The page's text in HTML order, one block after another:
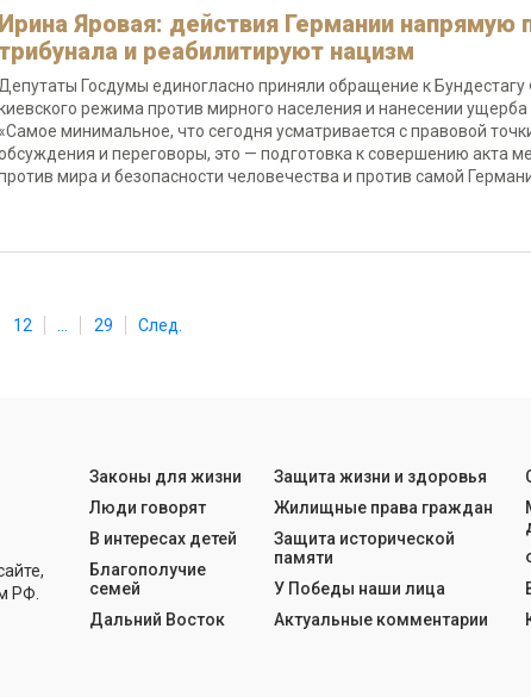
Ирина Яровая: действия Германии
и реабилитируют нацизм
Депутаты Госдумы единогласно приняли обращение к
режима против мирного населения и нанесении
«Самое минимальное, что сегодня усматривается с правовой
и переговоры, это — подготовка к совершению акта
мира и безопасности человечества и против самой
12 29 След.
РФ.
Законы для жизни
Люди говорят
В интересах детей
Благополучие
семей
Дальний Восток
Защита жизни и здоровья
Жилищные права граждан
Защита исторической
памяти
У Победы наши лица
Актуальные комментарии